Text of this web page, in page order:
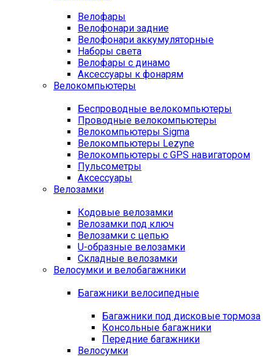
Велофары
Велофонари задние
Велофонари аккумуляторные
Наборы света
Велофары с динамо
Аксессуары к фонарям
Велокомпьютеры
Беспроводные велокомпьютеры
Проводные велокомпьютеры
Велокомпьютеры Sigma
Велокомпьютеры Lezyne
Велокомпьютеры с GPS навигатором
Пульсометры
Аксессуары
Велозамки
Кодовые велозамки
Велозамки под ключ
Велозамки с цепью
U-образные велозамки
Складные велозамки
Велосумки и велобагажники
Багажники велосипедные
Багажники под дисковые тормоза
Консольные багажники
Передние багажники
Велосумки